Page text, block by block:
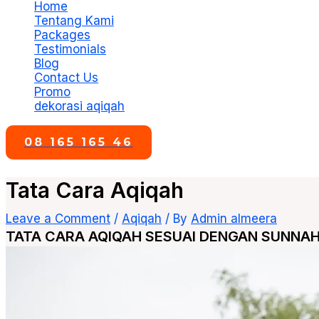
Home
Tentang Kami
Packages
Testimonials
Blog
Contact Us
Promo
dekorasi aqiqah
08 165 165 46
Tata Cara Aqiqah
Leave a Comment / Aqiqah / By Admin almeera
TATA CARA AQIQAH SESUAI DENGAN